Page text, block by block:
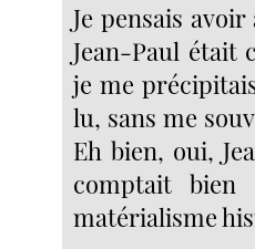
Je pensais
Jean-Paul était
je me
lu, sans me
Eh bien, oui,
comptait
matérialisme